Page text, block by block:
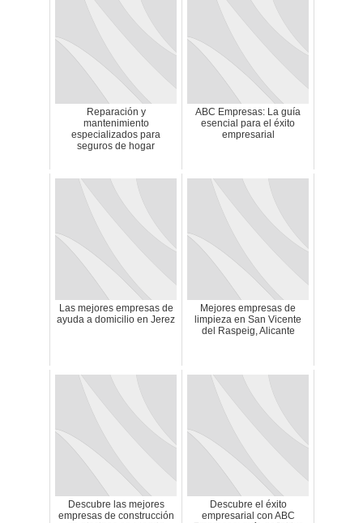
Reparación y
mantenimiento
especializados para
seguros de hogar
ABC Empresas: La guía
esencial para el éxito
empresarial
Las mejores empresas de
ayuda a domicilio en Jerez
Mejores empresas de
limpieza en San Vicente
del Raspeig, Alicante
Descubre las mejores
empresas de construcción
Descubre el éxito
empresarial con ABC